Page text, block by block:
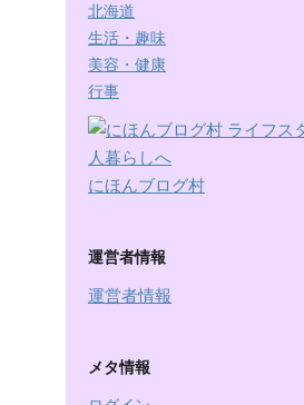
北海道
生活・趣味
美容・健康
行事
にほんブログ村
運営者情報
運営者情報
メタ情報